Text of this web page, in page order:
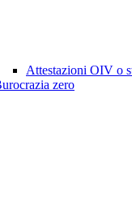
Attestazioni OIV o
zero